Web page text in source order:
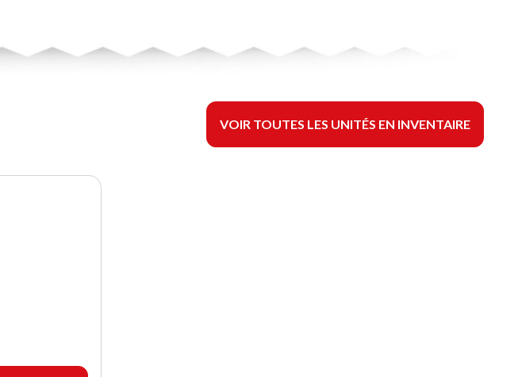
VOIR TOUTES LES UNITÉS EN INVENTAIRE